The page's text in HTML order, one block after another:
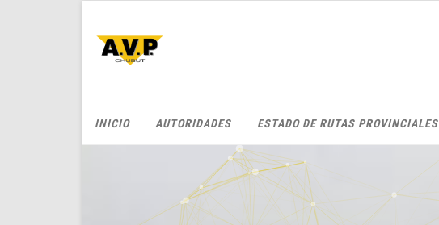
INICIO AUTORIDADES ESTADO DE RUTAS PROVINCIALES